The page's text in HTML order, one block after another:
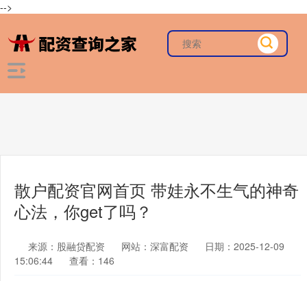
-->
散户配资官网首页 带娃永不生气的神奇
心法，你get了吗？
来源：股融贷配资 网站：深富配资
日期：2025-12-09
15:06:44
查看：146